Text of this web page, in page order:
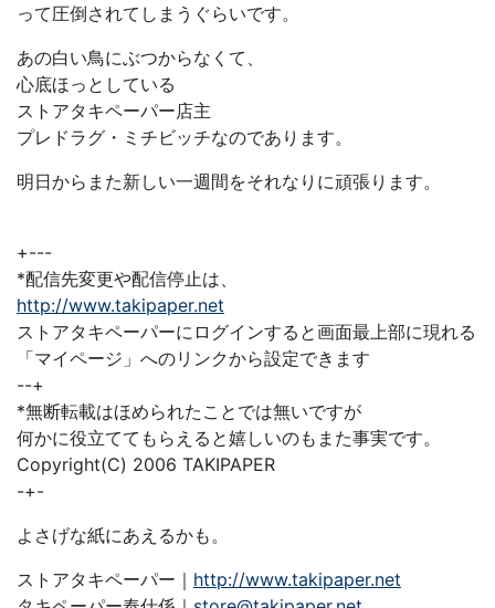
って圧倒されてしまうぐらいです。
あの白い鳥にぶつからなくて、
心底ほっとしている
ストアタキペーパー店主
プレドラグ・ミチビッチなのであります。
明日からまた新しい一週間をそれなりに頑張ります。
+---
*配信先変更や配信停止は、
http://www.takipaper.net
ストアタキペーパーにログインすると画面最上部に現れる
「マイページ」へのリンクから設定できます
--+
*無断転載はほめられたことでは無いですが
何かに役立ててもらえると嬉しいのもまた事実です。
Copyright(C) 2006 TAKIPAPER
-+-
よさげな紙にあえるかも。
ストアタキペーパー｜ http://www.takipaper.net